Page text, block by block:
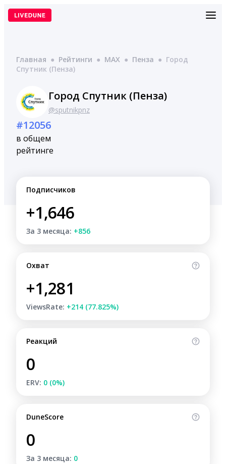
Перейти
Главная ● Рейтинги ● MAX ● Пенза ● Город
Спутник (Пенза)
Город Спутник (Пенза)
@sputnikpnz
#12056
в общем
рейтинге
Подписчиков
+1,646
За 3 месяца: +856
Охват
+1,281
ViewsRate: +214 (77.825%)
Реакций
0
ERV: 0 (0%)
DuneScore
0
За 3 месяца: 0